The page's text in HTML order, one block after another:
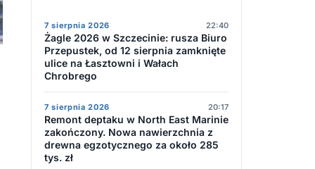
7 sierpnia 2026 22:40
Żagle 2026 w Szczecinie: rusza Biuro
Przepustek, od 12 sierpnia zamknięte
ulice na Łasztowni i Wałach
Chrobrego
7 sierpnia 2026 20:17
Remont deptaku w North East Marinie
zakończony. Nowa nawierzchnia z
drewna egzotycznego za około 285
tys. zł